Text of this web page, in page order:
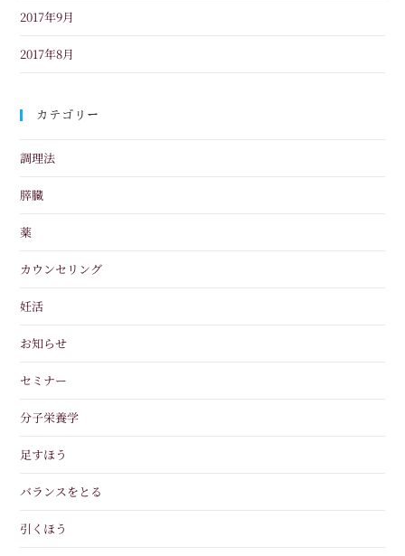
2017年9月
2017年8月
カテゴリー
調理法
膵臓
薬
カウンセリング
妊活
お知らせ
セミナー
分子栄養学
足すほう
バランスをとる
引くほう